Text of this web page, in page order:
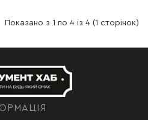
Показано з 1 по 4 із 4 (1 сторінок)